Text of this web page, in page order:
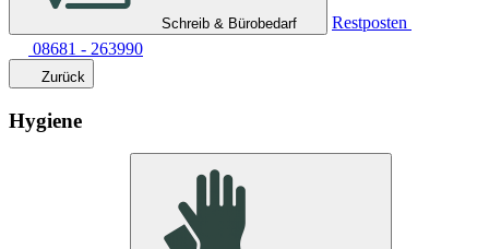
Schreib & Bürobedarf
Restposten
08681 - 263990
Zurück
Hygiene